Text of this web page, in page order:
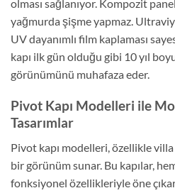
olması sağlanıyor. Kompozit
yağmurda şişme yapmaz.
UV dayanımlı film kaplaması
kapı ilk gün olduğu gibi 10 yıl
görünümünü muhafaza eder.
Pivot Kapı Modelleri ile
Tasarımlar
Pivot kapı modelleri, özellikle
bir görünüm sunar. Bu kapılar,
fonksiyonel özellikleriyle öne